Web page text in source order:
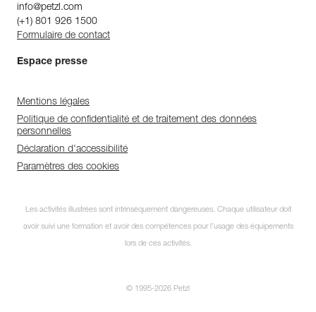
info@petzl.com
(+1) 801 926 1500
Formulaire de contact
Espace presse
Mentions légales
Politique de confidentialité et de traitement des données
personnelles
Déclaration d'accessibilité
Paramètres des cookies
Les activités illustrées sont intrinsèquement dangereuses. Chaque utilisateur doit
avoir suivi une formation et avoir des compétences pour l’usage des équipements
lors de ces activités.
© 1995-2026 Petzl